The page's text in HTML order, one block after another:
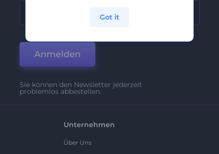
Anmelden
Sie können den Newsletter jederzeit
problemlos abbestellen.
Unternehmen
Über Uns
Got it